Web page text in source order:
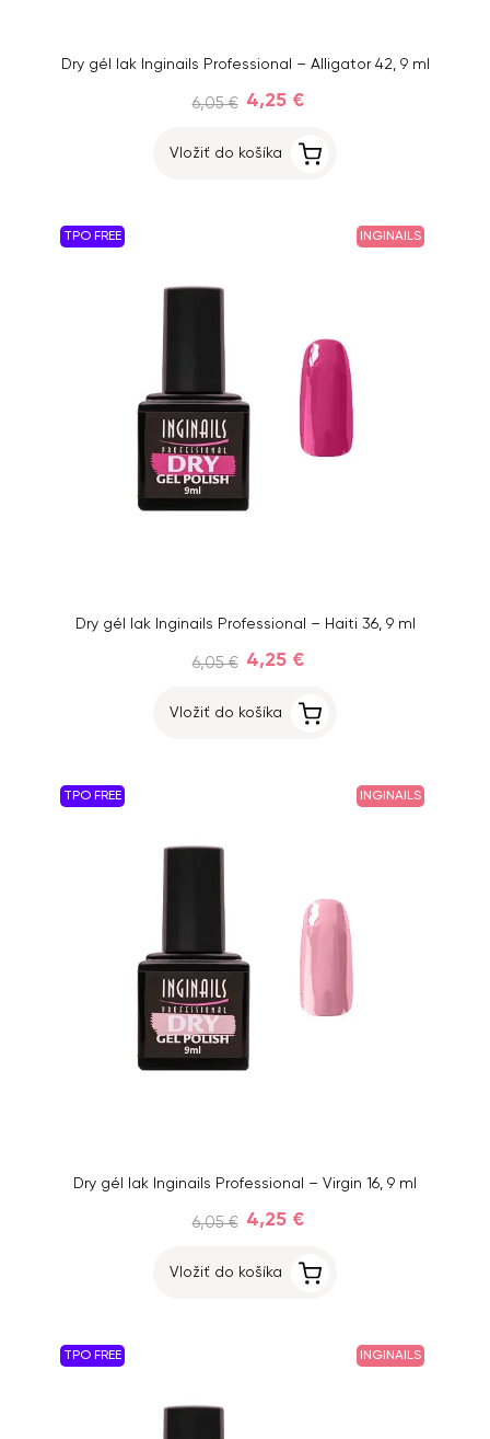
Dry gél lak Inginails Professional – Alligator 42, 9 ml
6,05 € 4,25 €
Vložiť do košíka
TPO FREE INGINAILS
Dry gél lak Inginails Professional – Haiti 36, 9 ml
6,05 € 4,25 €
Vložiť do košíka
TPO FREE INGINAILS
Dry gél lak Inginails Professional – Virgin 16, 9 ml
6,05 € 4,25 €
Vložiť do košíka
TPO FREE INGINAILS